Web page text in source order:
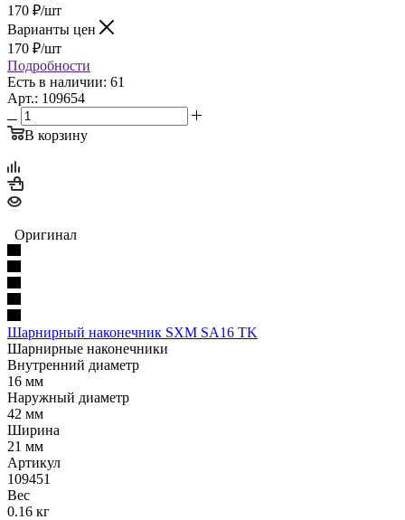
170 ₽/шт
Варианты цен
170 ₽/шт
Подробности
Есть в наличии: 61
Арт.: 109654
В корзину
Оригинал
Шарнирный наконечник SXM SA16 TK
Шарнирные наконечники
Внутренний диаметр
16 мм
Наружный диаметр
42 мм
Ширина
21 мм
Артикул
109451
Вес
0.16 кг